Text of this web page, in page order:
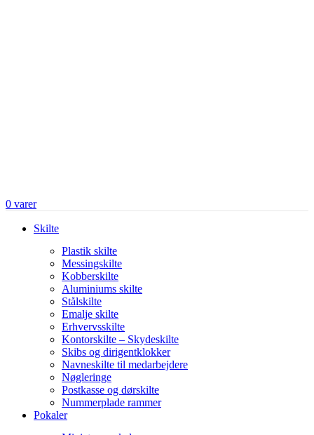
0 varer
Skilte
Plastik skilte
Messingskilte
Kobberskilte
Aluminiums skilte
Stålskilte
Emalje skilte
Erhvervsskilte
Kontorskilte – Skydeskilte
Skibs og dirigentklokker
Navneskilte til medarbejdere
Nøgleringe
Postkasse og dørskilte
Nummerplade rammer
Pokaler